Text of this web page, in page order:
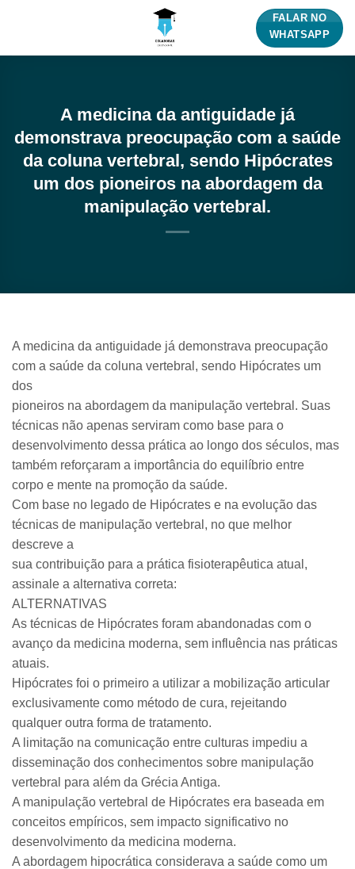
FALAR NO
WHATSAPP
A medicina da antiguidade já
demonstrava preocupação com a saúde
da coluna vertebral, sendo Hipócrates
um dos pioneiros na abordagem da
manipulação vertebral.
A medicina da antiguidade já demonstrava preocupação
com a saúde da coluna vertebral, sendo Hipócrates um
dos
pioneiros na abordagem da manipulação vertebral. Suas
técnicas não apenas serviram como base para o
desenvolvimento dessa prática ao longo dos séculos, mas
também reforçaram a importância do equilíbrio entre
corpo e mente na promoção da saúde.
Com base no legado de Hipócrates e na evolução das
técnicas de manipulação vertebral, no que melhor
descreve a
sua contribuição para a prática fisioterapêutica atual,
assinale a alternativa correta:
ALTERNATIVAS
As técnicas de Hipócrates foram abandonadas com o
avanço da medicina moderna, sem influência nas práticas
atuais.
Hipócrates foi o primeiro a utilizar a mobilização articular
exclusivamente como método de cura, rejeitando
qualquer outra forma de tratamento.
A limitação na comunicação entre culturas impediu a
disseminação dos conhecimentos sobre manipulação
vertebral para além da Grécia Antiga.
A manipulação vertebral de Hipócrates era baseada em
conceitos empíricos, sem impacto significativo no
desenvolvimento da medicina moderna.
A abordagem hipocrática considerava a saúde como um